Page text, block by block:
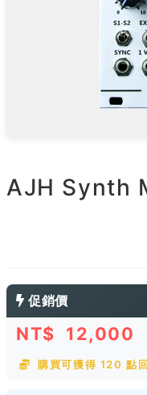
AJH Synth
促銷價
NT$ 12,000
購買可獲得 120 點